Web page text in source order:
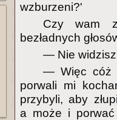
wzburzeni?'
Czy wam
bezładnych
— Nie
— Więc cóż
porwali mi
przybyli, aby
a może i